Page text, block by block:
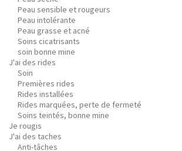
Peau sensible et rougeurs
Peau intolérante
Peau grasse et acné
Soins cicatrisants
soin bonne mine
J'ai des rides
Soin
Premières rides
Rides installées
Rides marquées, perte de fermeté
Soins teintés, bonne mine
Je rougis
J'ai des taches
Anti-tâches